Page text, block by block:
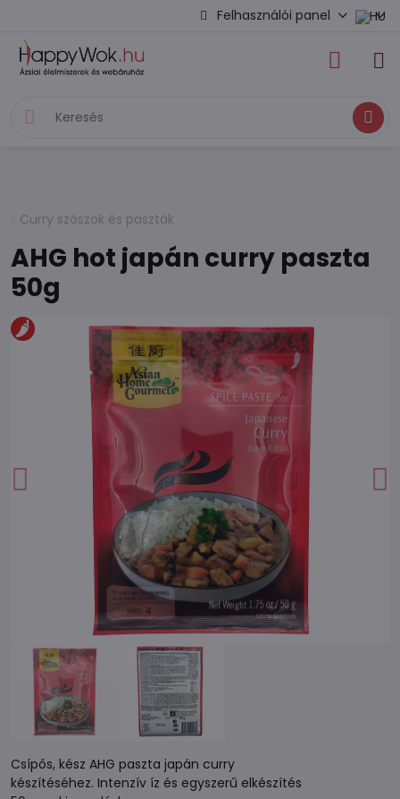
Felhasználói panel
Keresés
Curry szószok és paszták
AHG hot japán curry paszta
50g
Csípős, kész AHG paszta japán curry
készítéséhez. Intenzív íz és egyszerű elkészítés